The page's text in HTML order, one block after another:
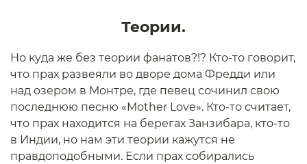
Теории.
Но куда же без теории фанатов?!? Кто-то говорит,
что прах развеяли во дворе дома Фредди или
над озером в Монтре, где певец сочинил свою
последнюю песню «Mother Love». Кто-то считает,
что прах находится на берегах Занзибара, кто-то
в Индии, но нам эти теории кажутся не
правдоподобными. Если прах собирались